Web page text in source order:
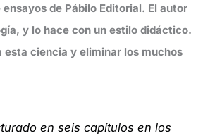
de Pábilo Editorial. El autor
y lo hace con un estilo didáctico.
ciencia y eliminar los muchos
en seis capítulos en los